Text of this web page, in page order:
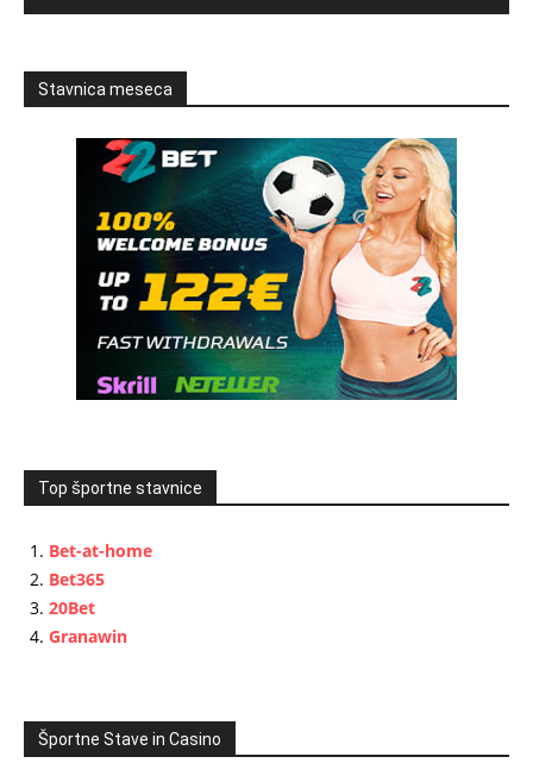
Stavnica meseca
Top športne stavnice
Bet-at-home
Bet365
20Bet
Granawin
Športne Stave in Casino